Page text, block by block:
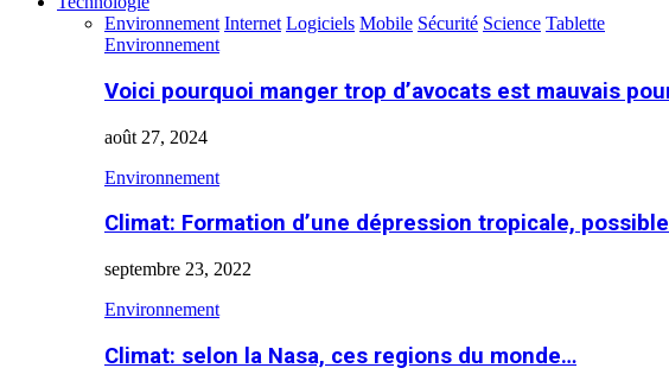
Environnement Internet Logiciels Mobile Sécurité Science Tablette
Environnement
Voici pourquoi manger trop d’avocats est mauvais
août 27, 2024
Environnement
Climat: Formation d’une dépression tropicale,
septembre 23, 2022
Environnement
Climat: selon la Nasa, ces regions du monde…